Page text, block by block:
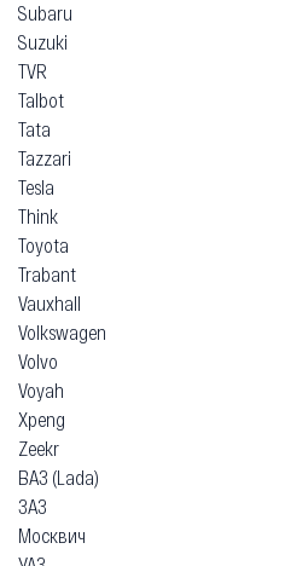
Subaru
Suzuki
TVR
Talbot
Tata
Tazzari
Tesla
Think
Toyota
Trabant
Vauxhall
Volkswagen
Volvo
Voyah
Xpeng
Zeekr
ВАЗ (Lada)
ЗАЗ
Москвич